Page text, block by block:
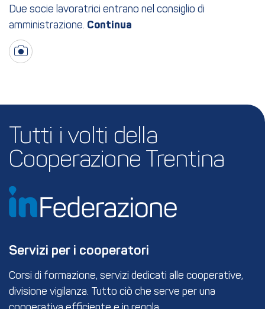
Due socie lavoratrici entrano nel consiglio di
amministrazione.
Tutti i volti della
Cooperazione Trentina
Servizi per i cooperatori
Corsi di formazione, servizi dedicati alle cooperative,
divisione vigilanza. Tutto ciò che serve per una